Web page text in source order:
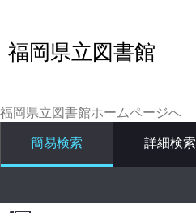
福岡県立図書館
福岡県立図書館ホームページへ
簡易検索 詳細検索